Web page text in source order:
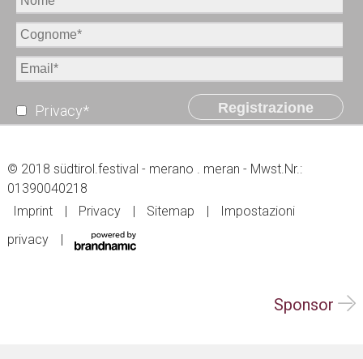
Privacy* Registrazione
© 2018 südtirol.festival - merano . meran - Mwst.Nr.:
01390040218
Imprint
Privacy Sitemap
Impostazioni
privacy
Sponsor